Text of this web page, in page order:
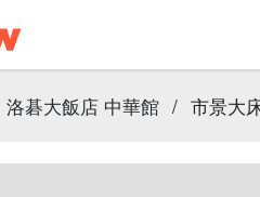
洛碁大飯店 中華館 / 市景大